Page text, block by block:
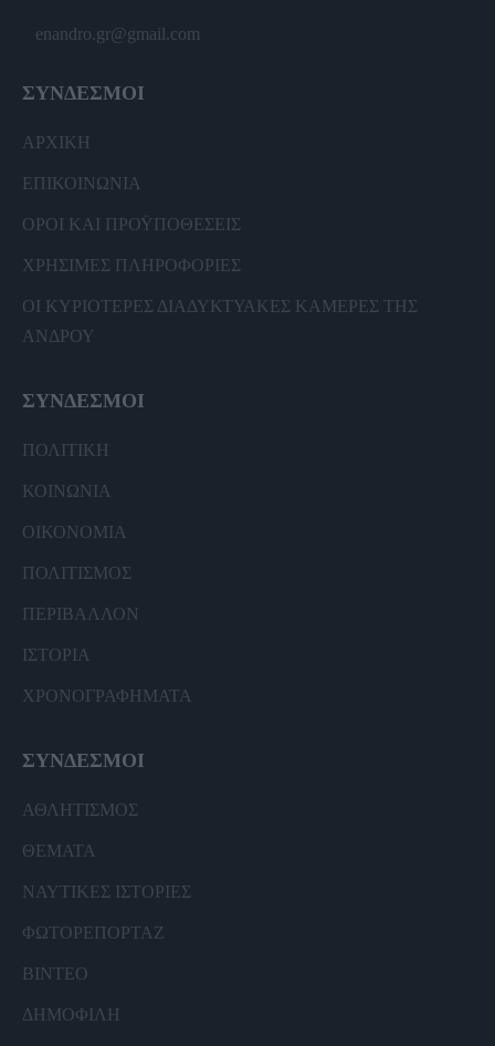
enandro.gr@gmail.com
ΣΥΝΔΕΣΜΟΙ
ΑΡΧΙΚΗ
ΕΠΙΚΟΙΝΩΝΙΑ
ΟΡΟΙ ΚΑΙ ΠΡΟΫΠΟΘΕΣΕΙΣ
ΧΡΗΣΙΜΕΣ ΠΛΗΡΟΦΟΡΙΕΣ
ΟΙ ΚΥΡΙΟΤΕΡΕΣ ΔΙΑΔΥΚΤΥΑΚΕΣ ΚΑΜΕΡΕΣ ΤΗΣ
ΑΝΔΡΟΥ
ΣΥΝΔΕΣΜΟΙ
ΠΟΛΙΤΙΚΗ
ΚΟΙΝΩΝΙΑ
ΟΙΚΟΝΟΜΙΑ
ΠΟΛΙΤΙΣΜΟΣ
ΠΕΡΙΒΑΛΛΟΝ
ΙΣΤΟΡΙΑ
ΧΡΟΝΟΓΡΑΦΗΜΑΤΑ
ΣΥΝΔΕΣΜΟΙ
ΑΘΛΗΤΙΣΜΟΣ
ΘΕΜΑΤΑ
ΝΑΥΤΙΚΕΣ ΙΣΤΟΡΙΕΣ
ΦΩΤΟΡΕΠΟΡΤΑΖ
ΒΙΝΤΕΟ
ΔΗΜΟΦΙΛΗ